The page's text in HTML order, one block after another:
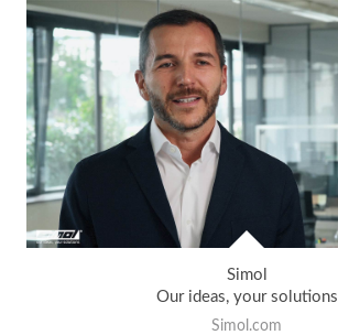
Simol
Our ideas, your solutions
Simol.com